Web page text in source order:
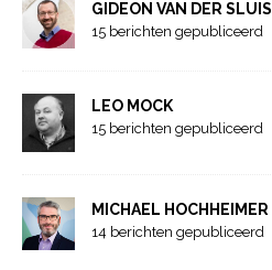
GIDEON VAN DER SLUIS
15 berichten gepubliceerd
LEO MOCK
15 berichten gepubliceerd
MICHAEL HOCHHEIMER
14 berichten gepubliceerd